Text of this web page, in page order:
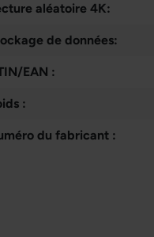
aléatoire 4K:
de données:
EAN :
:
du fabricant :